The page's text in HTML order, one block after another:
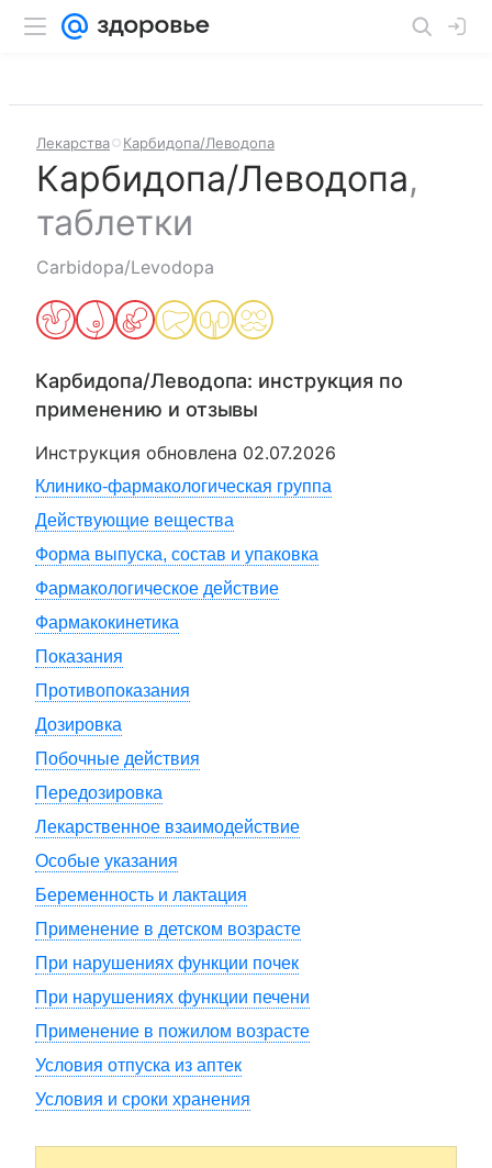
Лекарства Карбидопа/Леводопа
Карбидопа/Леводопа,
таблетки
Carbidopa/Levodopa
Карбидопа/Леводопа: инструкция по
применению и отзывы
Инструкция обновлена 02.07.2026
Клинико-фармакологическая группа
Действующие вещества
Форма выпуска, состав и упаковка
Фармакологическое действие
Фармакокинетика
Показания
Противопоказания
Дозировка
Побочные действия
Передозировка
Лекарственное взаимодействие
Особые указания
Беременность и лактация
Применение в детском возрасте
При нарушениях функции почек
При нарушениях функции печени
Применение в пожилом возрасте
Условия отпуска из аптек
Условия и сроки хранения